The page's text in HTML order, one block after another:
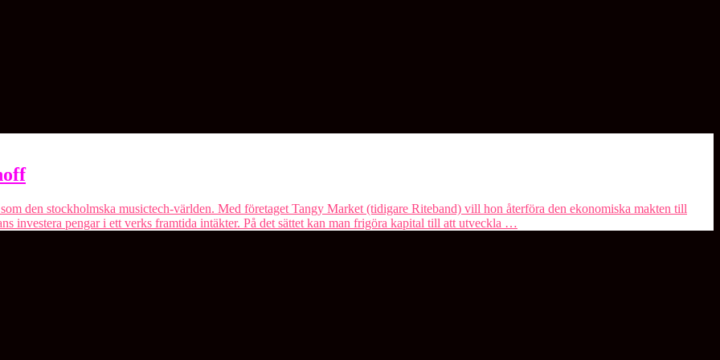
den stockholmska musictech-världen. Med företaget Tangy Market (tidigare Riteband) vill hon återföra den ekonomiska makten till
investera pengar i ett verks framtida intäkter. På det sättet kan man frigöra kapital till att utveckla …